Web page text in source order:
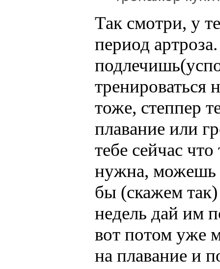
Так смотри, у
период
тренироваться
тоже, степпер
плавание или
тебе сейчас
нужна, можешь
бы (скажем
недель дай им
вот потом уже
на плавание и